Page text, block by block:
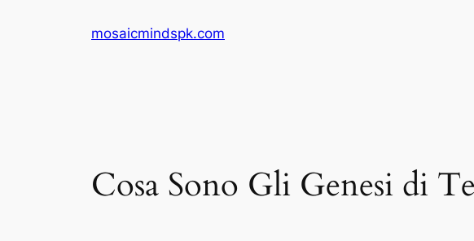
mosaicmindspk.com
Cosa Sono Gli Genesi di